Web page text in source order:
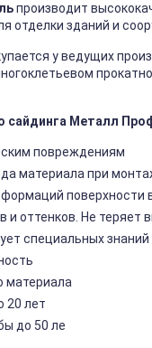
производит
отделки зданий и
у ведущих
сайдинга Металл
повреждениям
материала при
поверхности
и оттенков. Не теряет
специальных знаний
материала
20 лет
до 50 ле